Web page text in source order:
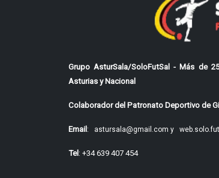
Grupo AsturSala/SoloFutSal - Más de
Asturias y Nacional
Colaborador del Patronato Deportivo de
Email: astursala@gmail.com y
Tel: +34 639 407 454